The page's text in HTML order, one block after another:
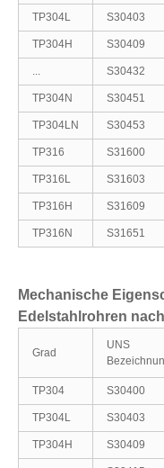
TP304L S30403
TP304H S30409
... S30432
TP304N S30451
TP304LN S30453
TP316 S31600
TP316L S31603
TP316H S31609
TP316N S31651
Mechanische
Edelstahlrohren
Grad
UNS
TP304 S30400
TP304L S30403
TP304H S30409